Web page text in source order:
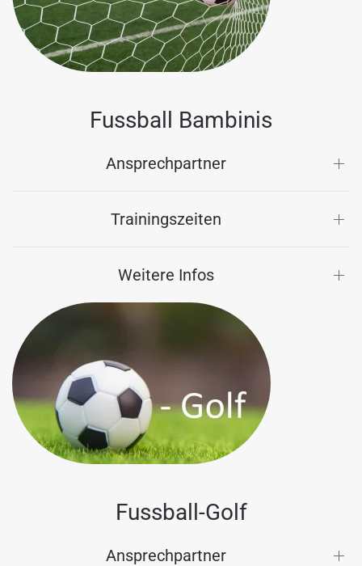
Fussball Bambinis
Ansprechpartner
Trainingszeiten
Weitere Infos
Fussball-Golf
Ansprechpartner